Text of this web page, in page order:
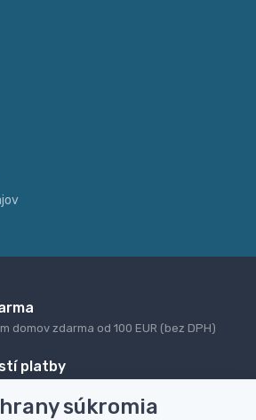
domov zdarma od 100 EUR (bez DPH)
platby
súkromia